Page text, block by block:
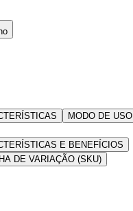
MODO DE USO
E BENEFÍCIOS
DE VARIAÇÃO (SKU)